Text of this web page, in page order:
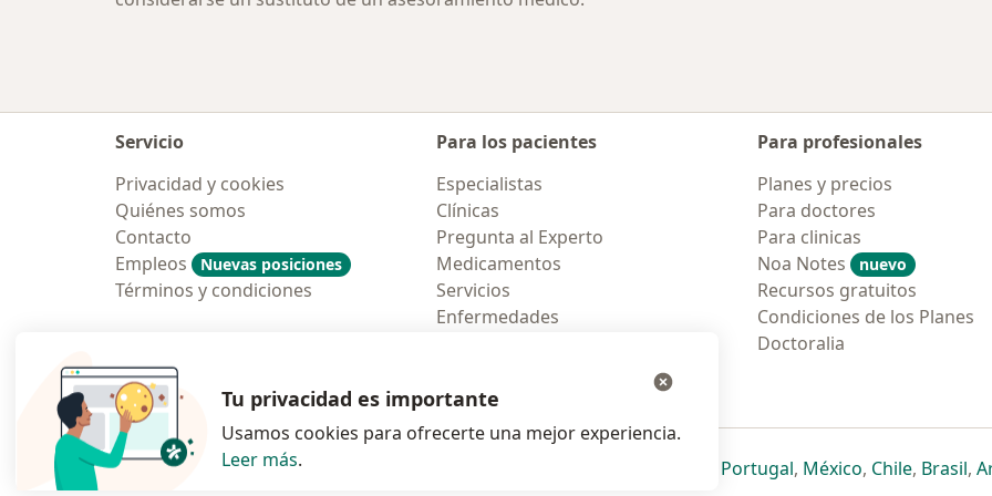
Servicio
Privacidad y cookies
Quiénes somos
Contacto
Empleos
Nuevas posiciones
Términos y condiciones
Para los pacientes
Especialistas
Clínicas
Pregunta al Experto
Medicamentos
Servicios
Enfermedades
Para profesionales
Planes y precios
Para doctores
Para clinicas
Noa Notes
nuevo
Recursos gratuitos
Condiciones de los Planes
Doctoralia
Polska se abre en una nueva pestaña
se abre en una nueva pestaña
se abre en una nueva pestaña
se abre en una nueva pestaña
Portugalse abre en una nueva
, Méxicose abre en una
, Chilese abre
, Brasilse
,
Tu privacidad es importante
Usamos cookies para ofrecerte una mejor experiencia.
Leer más.